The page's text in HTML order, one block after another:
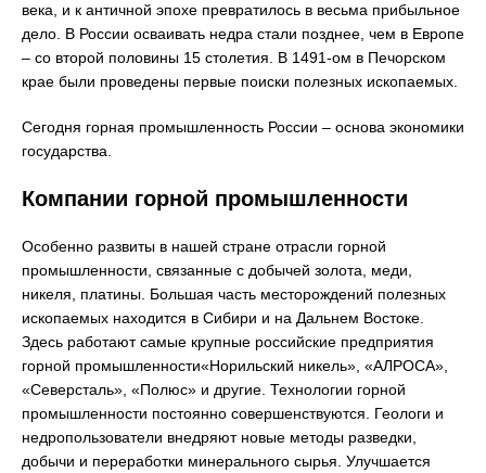
века, и к античной эпохе превратилось в весьма прибыльное
дело. В России осваивать недра стали позднее, чем в Европе
– со второй половины 15 столетия. В 1491-ом в Печорском
крае были проведены первые поиски полезных ископаемых.
Сегодня горная промышленность России – основа экономики
государства.
Компании горной промышленности
Особенно развиты в нашей стране отрасли горной
промышленности, связанные с добычей золота, меди,
никеля, платины. Большая часть месторождений полезных
ископаемых находится в Сибири и на Дальнем Востоке.
Здесь работают самые крупные российские предприятия
горной промышленности«Норильский никель», «АЛРОСА»,
«Северсталь», «Полюс» и другие. Технологии горной
промышленности постоянно совершенствуются. Геологи и
недропользователи внедряют новые методы разведки,
добычи и переработки минерального сырья. Улучшается